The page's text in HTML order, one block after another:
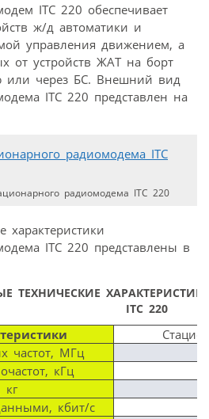
ITC 220 обеспечивает
ж/д автоматики и
управления движением, а
от устройств ЖАТ на борт
или через БС. Внешний вид
ITC 220 представлен на
радиомодема ITC 220
характеристики
ITC 220 представлены в
ТЕХНИЧЕСКИЕ
ITC 220
частот, МГц
кГц
кг
кбит/с